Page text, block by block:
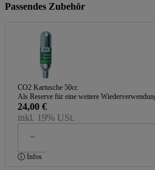
Passendes Zubehör
CO2 Kartusche 50cc
Als Reserve für eine weitere
24,00 €
inkl. 19% USt.
Infos